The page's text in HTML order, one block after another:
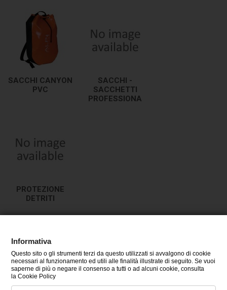
SACCHI CANYON
PVC
SACCHI -
SACCHETTI
PROFESSIONA
PROTEZIONE
DETRITI
CATEGORIE
INFORMAZIONI
Informativa
Questo sito o gli strumenti terzi da questo utilizzati si avvalgono di cookie
necessari al funzionamento ed utili alle finalità illustrate di seguito. Se vuoi
saperne di più o negare il consenso a tutti o ad alcuni cookie, consulta
la Cookie Policy